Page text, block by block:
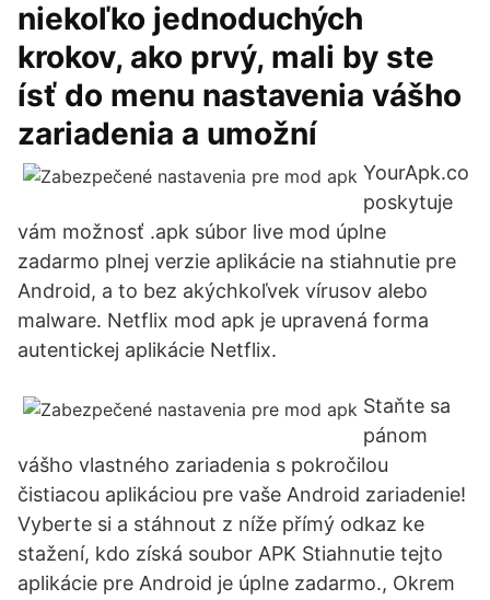
niekoľko jednoduchých
krokov, ako prvý, mali by ste
ísť do menu nastavenia vášho
zariadenia a umožní
YourApk.co
poskytuje
vám možnosť .apk súbor live mod úplne
zadarmo plnej verzie aplikácie na stiahnutie pre
Android, a to bez akýchkoľvek vírusov alebo
malware. Netflix mod apk je upravená forma
autentickej aplikácie Netflix.
Staňte sa
pánom
vášho vlastného zariadenia s pokročilou
čistiacou aplikáciou pre vaše Android zariadenie!
Vyberte si a stáhnout z níže přímý odkaz ke
stažení, kdo získá soubor APK Stiahnutie tejto
aplikácie pre Android je úplne zadarmo., Okrem